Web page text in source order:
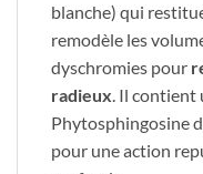
blanche) qui
remodèle les
dyschromies pour
radieux. Il contient
Phytosphingosine
pour une action